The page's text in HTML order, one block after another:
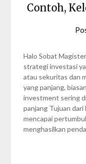
Contoh,
Halo Sobat
strategi investasi
atau sekuritas dan
yang panjang,
investment sering
panjang Tujuan
mencapai
menghasilkan